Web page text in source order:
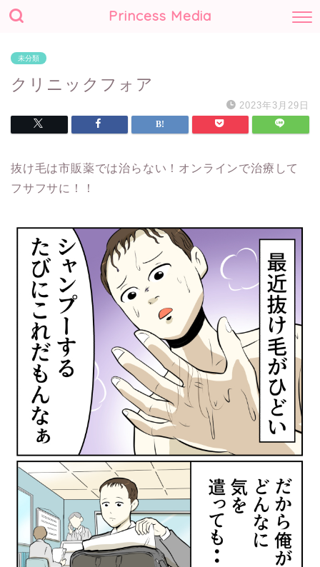
Princess Media
未分類
クリニックフォア
2023年3月29日
抜け毛は市販薬では治らない！オンラインで治療して
フサフサに！！